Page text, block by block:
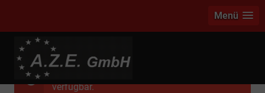
Menü
verfügbar.